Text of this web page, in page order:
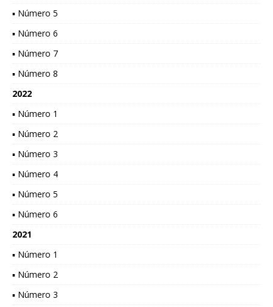
▪ Número 5
▪ Número 6
▪ Número 7
▪ Número 8
2022
▪ Número 1
▪ Número 2
▪ Número 3
▪ Número 4
▪ Número 5
▪ Número 6
2021
▪ Número 1
▪ Número 2
▪ Número 3